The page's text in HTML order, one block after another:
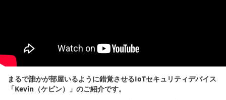
まるで誰かが部屋いるように錯覚させるIoTセキュリティデバイス
「Kevin（ケビン）」のご紹介です。